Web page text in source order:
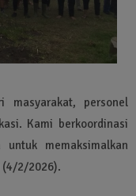
masyarakat, personel
Kami berkoordinasi
memaksimalkan
(4/2/2026).